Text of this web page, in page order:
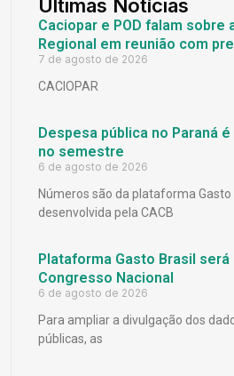
Últimas Notícias
Caciopar e POD falam sobre
Regional em reunião com
7 de agosto de 2026
CACIOPAR
Despesa pública no Paraná
no semestre
6 de agosto de 2026
Números são da plataforma
desenvolvida pela CACB
Plataforma Gasto Brasil será
Congresso Nacional
6 de agosto de 2026
Para ampliar a divulgação dos
públicas, as